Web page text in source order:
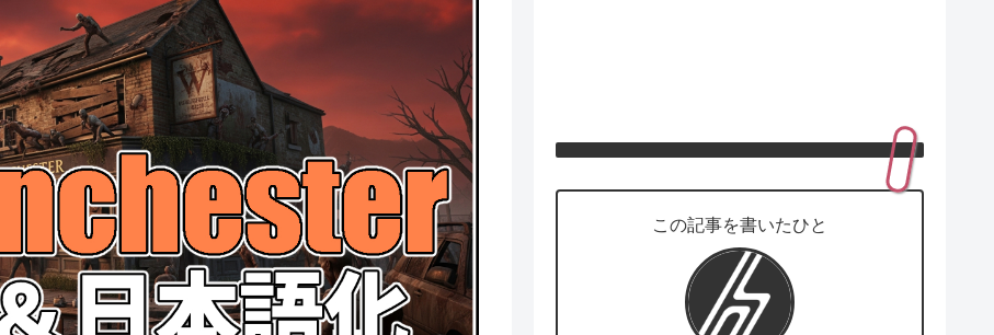
この記事を書いたひと